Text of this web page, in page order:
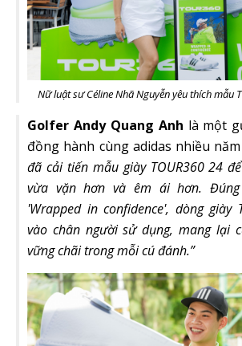
Nữ luật sư Céline Nhã Nguyễn yêu thích mẫu
Golfer Andy Quang Anh là một
đồng hành cùng adidas nhiều
đã cải tiến mẫu giày TOUR360 24
vừa vặn hơn và êm ái hơn.
'Wrapped in confidence', dòng giày
vào chân người sử dụng, mang lại
vững chãi trong mỗi cú đánh.”